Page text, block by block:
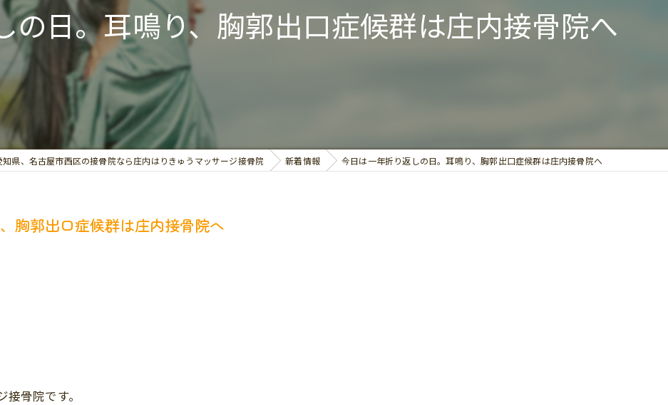
鍼灸(はり、きゅう)
悪阻・安産・逆子治療、不妊治療
交通事故治療
お悩み別の治療
腰痛
の日。耳鳴り、胸郭出口症候群は庄内接骨院へ
知県、名古屋市西区の接骨院なら庄内はりきゅうマッサージ接骨院 新着情報 今日は一年折り返しの日。耳鳴り、胸郭出口症候群は庄内接骨院へ
胸郭出口症候群は庄内接骨院へ
骨院です。